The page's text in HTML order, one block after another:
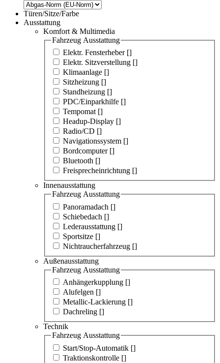
Türen/Sitze/Farbe
Ausstattung
Komfort & Multimedia
Fahrzeug Ausstattung
Elektr. Fensterheber []
Elektr. Sitzverstellung []
Klimaanlage []
Sitzheizung []
Standheizung []
PDC/Einparkhilfe []
Tempomat []
Headup-Display []
Radio/CD []
Navigationssystem []
Bordcomputer []
Bluetooth []
Freisprecheinrichtung []
Innenausstattung
Fahrzeug Ausstattung
Panoramadach []
Schiebedach []
Lederausstattung []
Sportsitze []
Nichtraucherfahrzeug []
Außenausstattung
Fahrzeug Ausstattung
Anhängerkupplung []
Alufelgen []
Metallic-Lackierung []
Dachreling []
Technik
Fahrzeug Ausstattung
Start/Stop-Automatik []
Traktionskontrolle []